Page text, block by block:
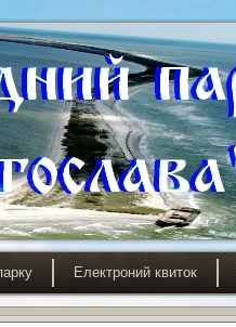
Електроний квиток